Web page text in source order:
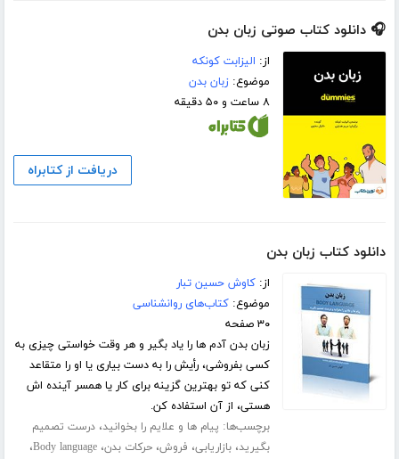
🎧 دانلود کتاب صوتی زبان بدن
از: الیزابت کونکه
موضوع:زبان بدن
۸ ساعت و ۵۰ دقیقه
دریافت از کتابراه
دانلود کتاب زبان بدن
از:کاوش حسین تبار
موضوع:کتاب‌های روانشناسی
۳۰ صفحه
زبان بدن آدم ها را یاد بگیر و هر وقت خواستی چیزی به
کسی بفروشی، رأیش را به دست بیاری یا او را متقاعد
کنی که تو بهترین گزینه برای کار یا همسر آینده اش
هستی، از آن استفاده کن.
برچسب‌ها: پیام ها و علایم را بخوانید،درست تصمیم
بگیرید،بازاریابی، فروش،حرکات بدن،Body language،